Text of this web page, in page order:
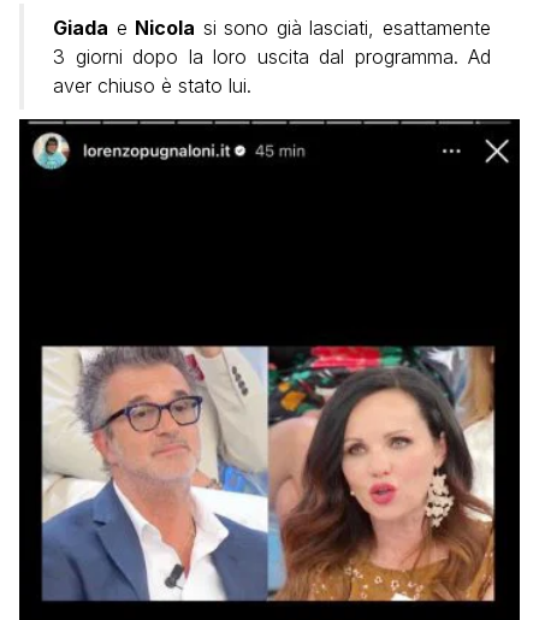
Giada e Nicola si sono già lasciati, esattamente
3 giorni dopo la loro uscita dal programma. Ad
aver chiuso è stato lui.